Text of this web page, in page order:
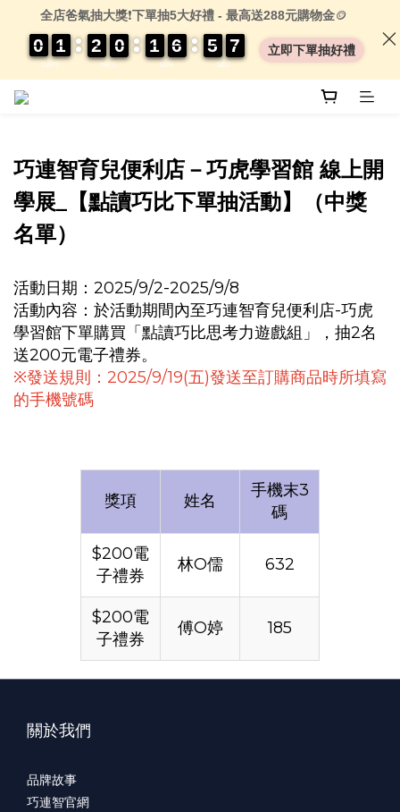
巧連智育兒便利店－巧虎學習館 線上開
學展_【點讀巧比下單抽活動】（中獎
名單）
活動日期：2025/9/2-2025/9/8
活動內容：於活動期間內至巧連智育兒便利店-巧虎
學習館下單購買「點讀巧比思考力遊戲組」，抽2名
送200元電子禮券。
※發送規則：2025/9/19(五)發送至訂購商品時所填寫
的手機號碼
獎項 姓名
手機末3
碼
$200電
子禮券
林O儒 632
$200電
子禮券
傅O婷 185
關於我們
品牌故事
巧連智官網
全店爸氣抽大獎❗下單抽5大好禮 - 最高送288元購物金🪙
DAYS
0
0
0
0 1
1
1
1
HRS
2
2
2
2 0
0
0
0
MIN
1
1
1
1 6
6
6
6
SEC
5
5
5
5 0
0
7
7
7
7 立即下單抽好禮